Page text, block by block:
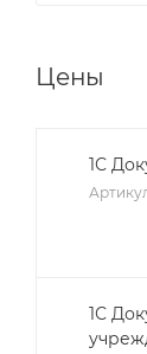
Цены
1С
1С